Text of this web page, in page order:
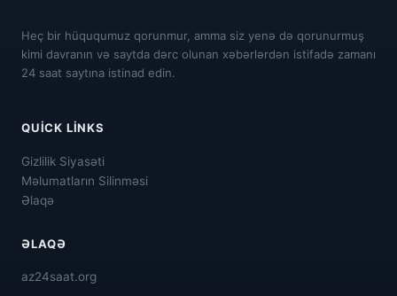
Heç bir hüququmuz qorunmur, amma siz yenə də qorunurmuş
kimi davranın və saytda dərc olunan xəbərlərdən istifadə zamanı
24 saat saytına istinad edin.
QUICK LINKS
Gizlilik Siyasəti
Məlumatların Silinməsi
Əlaqə
ƏLAQƏ
az24saat.org